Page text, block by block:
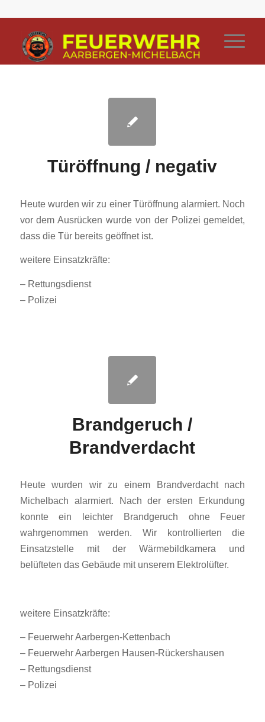
Türöffnung / negativ
Heute wurden wir zu einer Türöffnung alarmiert. Noch
vor dem Ausrücken wurde von der Polizei gemeldet,
dass die Tür bereits geöffnet ist.
weitere Einsatzkräfte:
– Rettungsdienst
– Polizei
Brandgeruch /
Brandverdacht
Heute wurden wir zu einem Brandverdacht nach
Michelbach alarmiert. Nach der ersten Erkundung
konnte ein leichter Brandgeruch ohne Feuer
wahrgenommen werden. Wir kontrollierten die
Einsatzstelle mit der Wärmebildkamera und
belüfteten das Gebäude mit unserem Elektrolüfter.
weitere Einsatzkräfte:
– Feuerwehr Aarbergen-Kettenbach
– Feuerwehr Aarbergen Hausen-Rückershausen
– Rettungsdienst
– Polizei